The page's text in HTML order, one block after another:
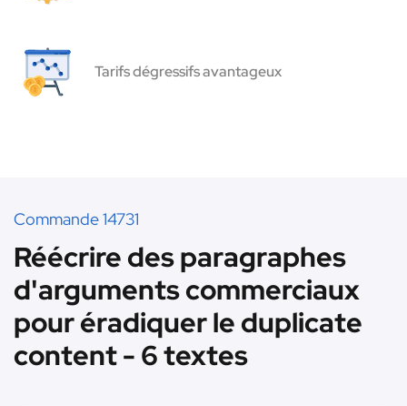
Tarifs dégressifs avantageux
Commande 14731
Réécrire des paragraphes
d'arguments commerciaux
pour éradiquer le duplicate
content - 6 textes